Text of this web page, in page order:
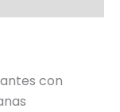
con